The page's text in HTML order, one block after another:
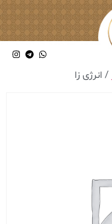
/ انرژی زا